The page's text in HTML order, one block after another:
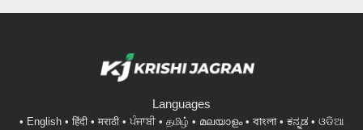
Languages
English हिंदी मराठी ਪੰਜਾਬੀ தமிழ் മലയാളം বাংলা ಕನ್ನಡ
ଓଡିଆ